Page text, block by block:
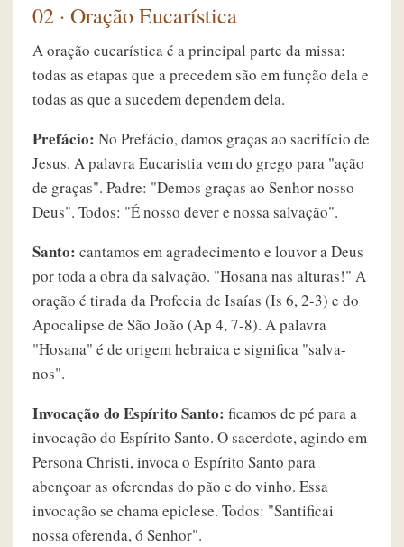
02 · Oração Eucarística
A oração eucarística é a principal parte da missa:
todas as etapas que a precedem são em função dela e
todas as que a sucedem dependem dela.
Prefácio: No Prefácio, damos graças ao sacrifício de
Jesus. A palavra Eucaristia vem do grego para "ação
de graças". Padre: "Demos graças ao Senhor nosso
Deus". Todos: "É nosso dever e nossa salvação".
Santo: cantamos em agradecimento e louvor a Deus
por toda a obra da salvação. "Hosana nas alturas!" A
oração é tirada da Profecia de Isaías (Is 6, 2-3) e do
Apocalipse de São João (Ap 4, 7-8). A palavra
"Hosana" é de origem hebraica e significa "salva-
nos".
Invocação do Espírito Santo: ficamos de pé para a
invocação do Espírito Santo. O sacerdote, agindo em
Persona Christi, invoca o Espírito Santo para
abençoar as oferendas do pão e do vinho. Essa
invocação se chama epiclese. Todos: "Santificai
nossa oferenda, ó Senhor".